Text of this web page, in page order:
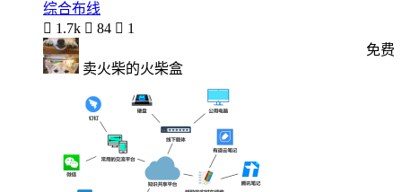
综合布线
 1.7k  84  1
卖火柴的火柴盒
免费